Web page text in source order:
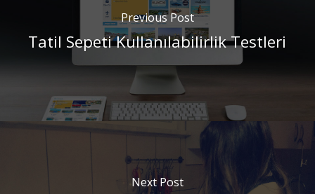
Previous Post
Tatil Sepeti Kullanılabilirlik Testleri
Next Post